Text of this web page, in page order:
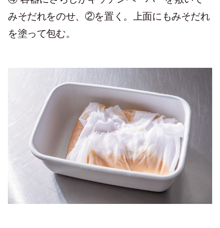
みそだれをのせ、②を置く。上面にもみそだれ
を塗って包む。